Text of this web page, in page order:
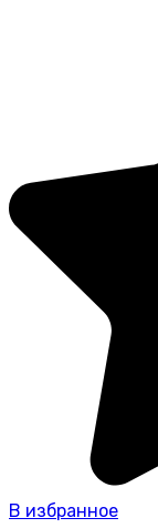
В избранное